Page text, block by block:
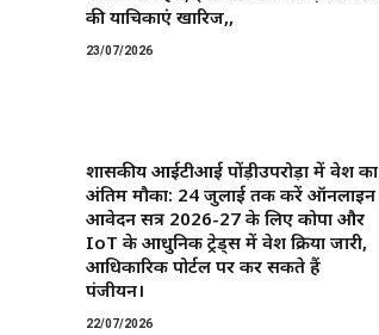
की याचिकाएं खारिज,,
23/07/2026
शासकीय आईटीआई पोंड़ीउपरोड़ा में प्रवेश का
अंतिम मौका: 24 जुलाई तक करें ऑनलाइन
आवेदन सत्र 2026-27 के लिए कोपा और
IoT के आधुनिक ट्रेड्स में प्रवेश प्रक्रिया जारी,
आधिकारिक पोर्टल पर कर सकते हैं
पंजीयन।
22/07/2026